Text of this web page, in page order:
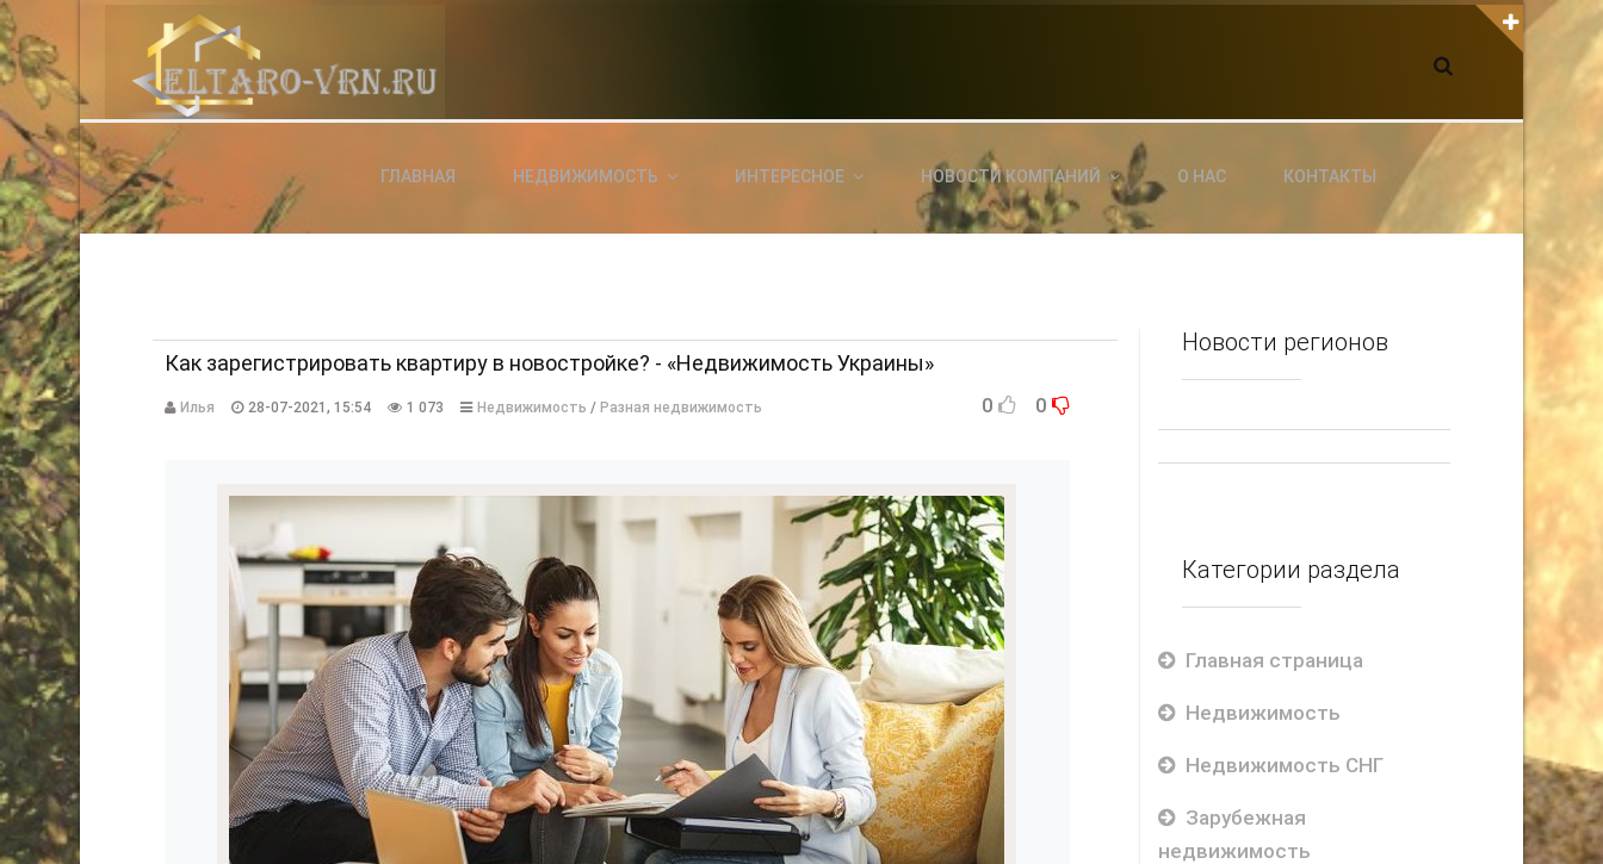
АВТОРИЗАЦИЯ НА САЙТЕ
Чужой компьютер Забыли пароль?
Регистрация
КАК С НАМИ СВЯЗАТЬСЯ
axin.ed@yandex.ru
yrikf40@gmail.com
Eltaro-Vrn.ru
ГЛАВНАЯ НЕДВИЖИМОСТЬ ИНТЕРЕСНОЕ НОВОСТИ КОМПАНИЙ О НАС КОНТАКТЫ
Как зарегистрировать квартиру в новостройке? - «Недвижимость Украины»
Илья 28-07-2021, 15:54 1 073 Недвижимость / Разная недвижимость 0 0
Новости регионов
Категории раздела
Главная страница
Недвижимость
Недвижимость СНГ
Зарубежная
недвижимость